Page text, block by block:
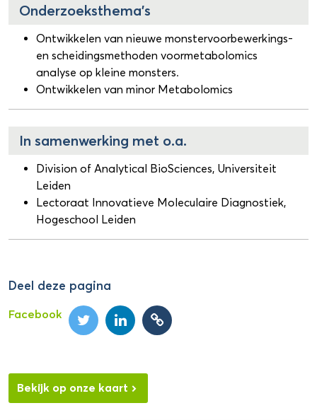
Onderzoeksthema's
Ontwikkelen van nieuwe monstervoorbewerkings-
en scheidingsmethoden voormetabolomics
analyse op kleine monsters.
Ontwikkelen van minor Metabolomics
In samenwerking met o.a.
Division of Analytical BioSciences, Universiteit
Leiden
Lectoraat Innovatieve Moleculaire Diagnostiek,
Hogeschool Leiden
Deel deze pagina
Facebook
Bekijk op onze kaart